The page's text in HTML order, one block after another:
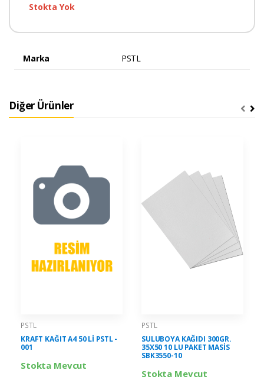
Stokta Yok
Marka PSTL
Diğer Ürünler
PSTL
KRAFT KAĞIT A4 50 Lİ PSTL -
001
Stokta Mevcut
PSTL
SULUBOYA KAĞIDI 300GR.
35X50 10 LU PAKET MASİS
SBK3550-10
Stokta Mevcut